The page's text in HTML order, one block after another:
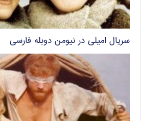
سریال امیلی در نیومن دوبله فارسی